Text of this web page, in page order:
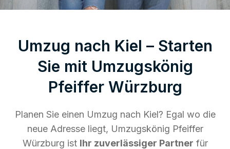
Umzug nach Kiel – Starten
Sie mit Umzugskönig
Pfeiffer Würzburg
Planen Sie einen Umzug nach Kiel? Egal wo die
neue Adresse liegt, Umzugskönig Pfeiffer
Würzburg ist Ihr zuverlässiger Partner für